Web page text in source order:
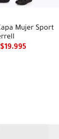
Mujer Sport
$19.995